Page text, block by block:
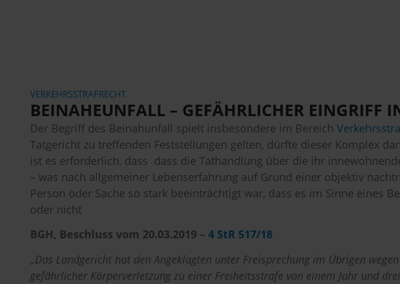
VERKEHRSSTRAFRECHT
BEINAHEUNFALL – GEFÄHRLICHER EINGRIFF
Der Begriff des Beinahunfall spielt insbesondere im Bereich
Tatgericht zu treffenden Feststellungen gelten, dürfte dieser Komplex
ist es erforderlich, dass dass die Tathandlung über die ihr
– was nach allgemeiner Lebenserfahrung auf Grund einer objektiv
Person oder Sache so stark beeinträchtigt war, dass es im Sinne eines
oder nicht
BGH, Beschluss vom 20.03.2019 – 4 StR 517/18
„Das Landgericht hat den Angeklagten unter Freisprechung im Übrigen
gefährlicher Körperverletzung zu einer Freiheitsstrafe von einem Jahr und